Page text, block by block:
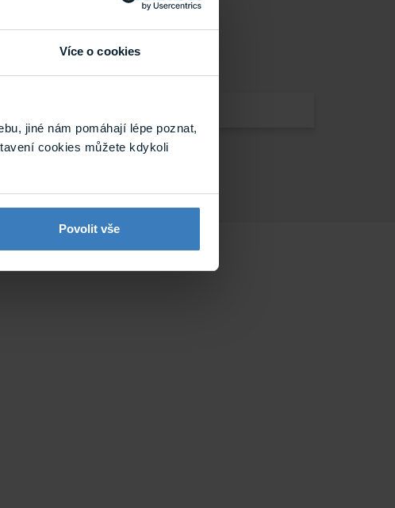
Více o cookies
jiné nám pomáhají lépe poznat,
cookies můžete kdykoli
Povolit vše